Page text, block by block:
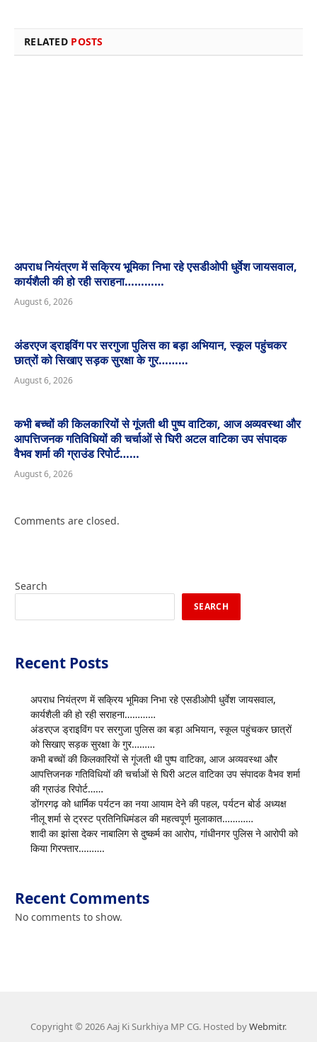
RELATED POSTS
अपराध नियंत्रण में सक्रिय भूमिका निभा रहे एसडीओपी धुर्वेश जायसवाल,
कार्यशैली की हो रही सराहना…………
August 6, 2026
अंडरएज ड्राइविंग पर सरगुजा पुलिस का बड़ा अभियान, स्कूल पहुंचकर
छात्रों को सिखाए सड़क सुरक्षा के गुर………
August 6, 2026
कभी बच्चों की किलकारियों से गूंजती थी पुष्प वाटिका, आज अव्यवस्था और
आपत्तिजनक गतिविधियों की चर्चाओं से घिरी अटल वाटिका उप संपादक
वैभव शर्मा की ग्राउंड रिपोर्ट……
August 6, 2026
Comments are closed.
Search
SEARCH
Recent Posts
अपराध नियंत्रण में सक्रिय भूमिका निभा रहे एसडीओपी धुर्वेश जायसवाल,
कार्यशैली की हो रही सराहना…………
अंडरएज ड्राइविंग पर सरगुजा पुलिस का बड़ा अभियान, स्कूल पहुंचकर छात्रों
को सिखाए सड़क सुरक्षा के गुर………
कभी बच्चों की किलकारियों से गूंजती थी पुष्प वाटिका, आज अव्यवस्था और
आपत्तिजनक गतिविधियों की चर्चाओं से घिरी अटल वाटिका उप संपादक वैभव शर्मा
की ग्राउंड रिपोर्ट……
डोंगरगढ़ को धार्मिक पर्यटन का नया आयाम देने की पहल, पर्यटन बोर्ड अध्यक्ष
नीलू शर्मा से ट्रस्ट प्रतिनिधिमंडल की महत्वपूर्ण मुलाकात…………
शादी का झांसा देकर नाबालिग से दुष्कर्म का आरोप, गांधीनगर पुलिस ने आरोपी को
किया गिरफ्तार……….
Recent Comments
No comments to show.
Copyright © 2026 Aaj Ki Surkhiya MP CG. Hosted byWebmitr.